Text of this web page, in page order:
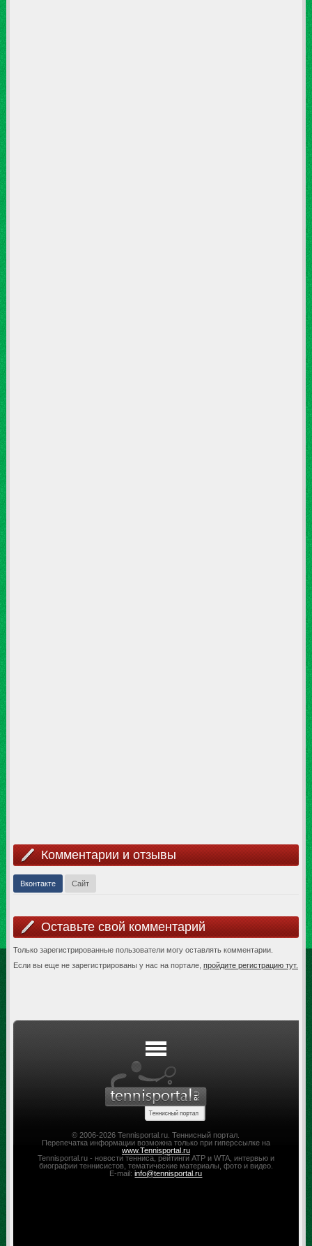
Комментарии и отзывы
Вконтакте Сайт
Оставьте свой комментарий
Только зарегистрированные пользователи могу оставлять комментарии.
Если вы еще не зарегистрированы у нас на портале, пройдите регистрацию тут.
© 2006-2026 Tennisportal.ru. Теннисный портал.
Перепечатка информации возможна только при гиперссылке на
www.Tennisportal.ru
Tennisportal.ru - новости тенниса, рейтинги ATP и WTA, интервью и
биографии теннисистов, тематические материалы, фото и видео.
E-mail:info@tennisportal.ru